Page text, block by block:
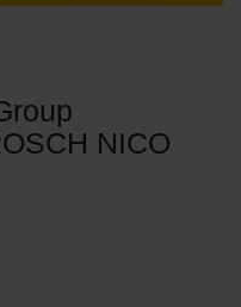
NICO